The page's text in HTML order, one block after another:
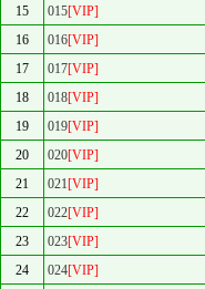
15
015[VIP]
16
016[VIP]
17
017[VIP]
18
018[VIP]
19
019[VIP]
20
020[VIP]
21
021[VIP]
22
022[VIP]
23
023[VIP]
24
024[VIP]